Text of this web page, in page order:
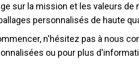
sur la mission et les valeurs
personnalisés de haute
n'hésitez pas à nous
ou pour plus